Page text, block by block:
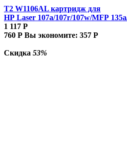
T2 W1106AL картридж для
HP Laser 107a/107r/107w/MFP
1 117 Р
760 Р Вы экономите: 357 Р
Скидка 53%